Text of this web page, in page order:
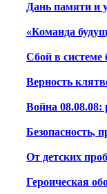
Дань памяти и
«Команда
Сбой в
Верность
Война 08.08.08:
Безопасность,
От детских
Героическая